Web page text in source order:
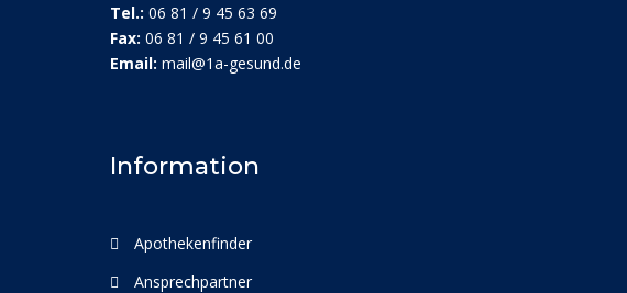
Tel.: 06 81 / 9 45 63 69
Fax: 06 81 / 9 45 61 00
Email: mail@1a-gesund.de
Information
Apothekenfinder
Ansprechpartner